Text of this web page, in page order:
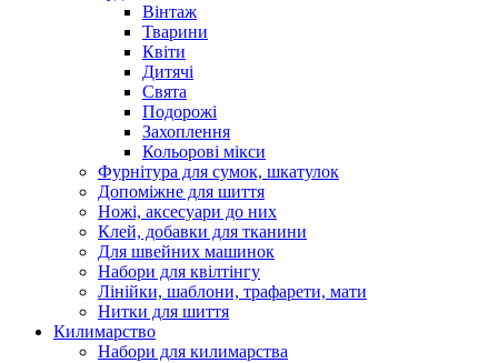
Вінтаж
Тварини
Квіти
Дитячі
Свята
Подорожі
Захоплення
Кольорові мікси
Фурнітура для сумок, шкатулок
Допоміжне для шиття
Ножі, аксесуари до них
Клей, добавки для тканини
Для швейних машинок
Набори для квілтінгу
Лінійки, шаблони, трафарети, мати
Нитки для шиття
Килимарство
Набори для килимарства